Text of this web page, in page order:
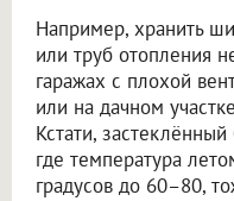
Например, хранить
или труб отопления
гаражах с плохой
или на дачном
Кстати,
где температура
градусов до 60–80,